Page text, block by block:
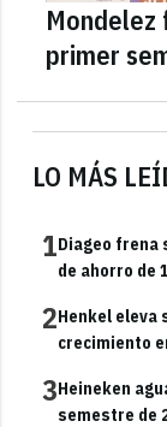
LO MÁS
1Diageo frena
de ahorro de
2Henkel eleva
crecimiento
3Heineken
semestre de
Mondelez
primer